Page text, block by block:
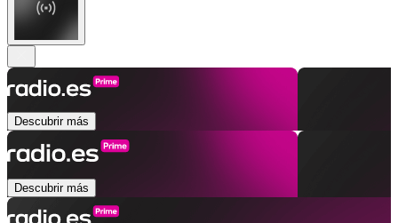
Descubrir más
Descubrir más